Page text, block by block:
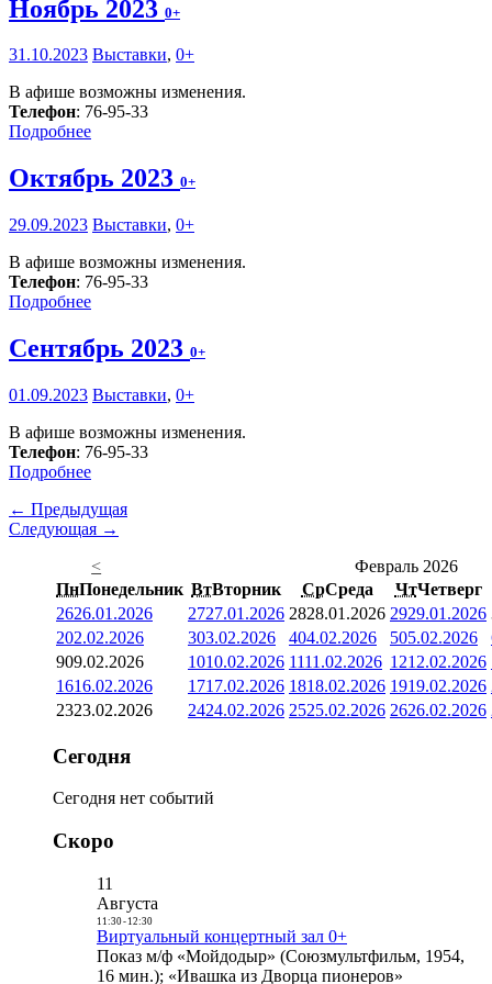
Ноябрь 2023 0+
31.10.2023 Выставки, 0+
В афише возможны изменения.
Телефон: 76-95-33
Подробнее
Октябрь 2023 0+
29.09.2023 Выставки, 0+
В афише возможны изменения.
Телефон: 76-95-33
Подробнее
Сентябрь 2023 0+
01.09.2023 Выставки, 0+
В афише возможны изменения.
Телефон: 76-95-33
Подробнее
← Предыдущая
Следующая →
<
Февраль 2026
ПнПонедельник ВтВторник СрСреда ЧтЧетверг
2626.01.2026 2727.01.2026 2828.01.2026 2929.01.2026
202.02.2026 303.02.2026 404.02.2026 505.02.2026
909.02.2026 1010.02.2026 1111.02.2026 1212.02.2026
1616.02.2026 1717.02.2026 1818.02.2026 1919.02.2026
2323.02.2026 2424.02.2026 2525.02.2026 2626.02.2026
Сегодня
Сегодня нет событий
Скоро
11
Августа
11:30- 12:30
Виртуальный концертный зал 0+
Показ м/ф «Мойдодыр» (Союзмультфильм, 1954,
16 мин.); «Ивашка из Дворца пионеров»